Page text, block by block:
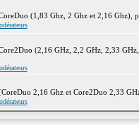
(1,83 Ghz, 2 Ghz et 2,16 Ghz),
(2,16 GHz, 2,2 GHz, 2,33
2,16 Ghz et Core2Duo 2,33